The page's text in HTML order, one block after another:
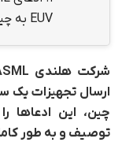
EUV به چین
چین، این ادعاها
توصیف و به‌ طور